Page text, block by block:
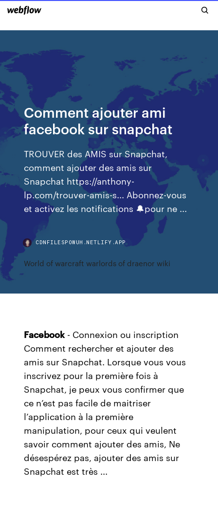
Comment ajouter ami
facebook sur snapchat
TROUVER des AMIS sur Snapchat,
comment ajouter des amis sur
Snapchat https://anthony-
lp.com/trouver-amis-s... Abonnez-vous
et activez les notifications 🔔pour ne ...
CDNFILESPOWUH.NETLIFY.APP
World of warcraft warlords of draenor wiki
Facebook- Connexion ou inscription
Comment rechercher et ajouter des
amis sur Snapchat. Lorsque vous vous
inscrivez pour la première fois à
Snapchat, je peux vous confirmer que
ce n’est pas facile de maitriser
l’application à la première
manipulation, pour ceux qui veulent
savoir comment ajouter des amis, Ne
désespérez pas, ajouter des amis sur
Snapchat est très ...